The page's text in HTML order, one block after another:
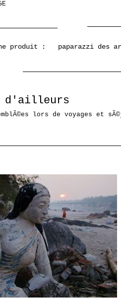
produit : paparazzi des
d'ailleurs
lors de voyages et